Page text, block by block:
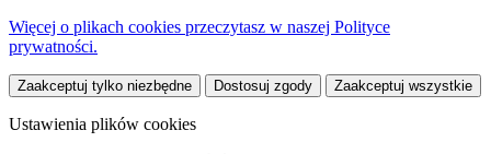
Więcej o plikach cookies przeczytasz w naszej Polityce
prywatności.
Zaakceptuj tylko niezbędne Dostosuj zgody Zaakceptuj wszystkie
Ustawienia plików cookies